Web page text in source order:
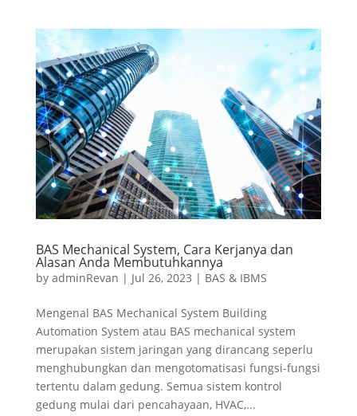
BAS Mechanical System, Cara Kerjanya dan
Alasan Anda Membutuhkannya
by adminRevan | Jul 26, 2023 | BAS & IBMS
Mengenal BAS Mechanical System Building
Automation System atau BAS mechanical system
merupakan sistem jaringan yang dirancang seperlu
menghubungkan dan mengotomatisasi fungsi-fungsi
tertentu dalam gedung. Semua sistem kontrol
gedung mulai dari pencahayaan, HVAC,...